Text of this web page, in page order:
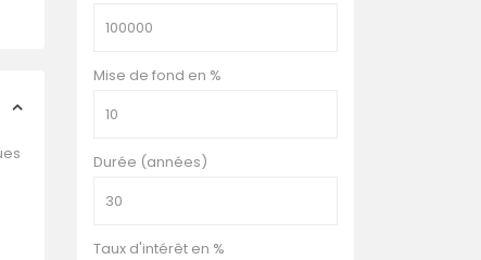
Mise de fond en %
Durée (années)
Taux d'intérêt en %